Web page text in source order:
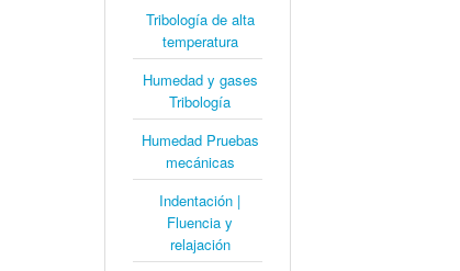
Tribología de alta
temperatura
Humedad y gases
Tribología
Humedad Pruebas
mecánicas
Indentación |
Fluencia y
relajación